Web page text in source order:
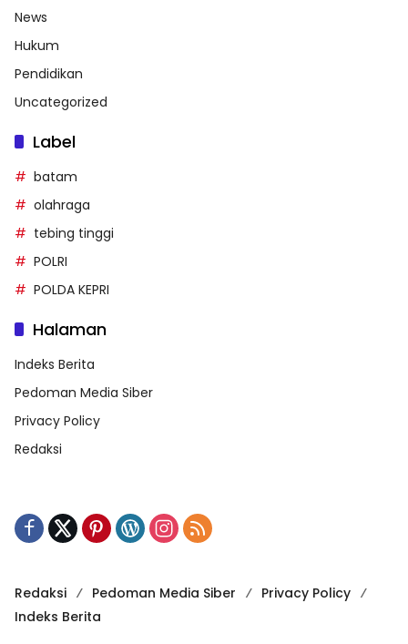
News
Hukum
Pendidikan
Uncategorized
Label
batam
olahraga
tebing tinggi
POLRI
POLDA KEPRI
Halaman
Indeks Berita
Pedoman Media Siber
Privacy Policy
Redaksi
Redaksi Pedoman Media Siber
Privacy Policy
Indeks Berita